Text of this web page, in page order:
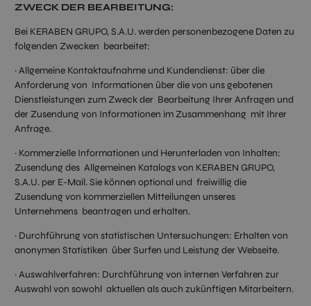
ZWECK DER BEARBEITUNG:
Bei KERABEN GRUPO, S.A.U. werden personenbezogene Daten zu
folgenden Zwecken bearbeitet:
· Allgemeine Kontaktaufnahme und Kundendienst: über die
Anforderung von Informationen über die von uns gebotenen
Dienstleistungen zum Zweck der Bearbeitung Ihrer Anfragen und
der Zusendung von Informationen im Zusammenhang mit Ihrer
Anfrage.
· Kommerzielle Informationen und Herunterladen von Inhalten:
Zusendung des Allgemeinen Katalogs von KERABEN GRUPO,
S.A.U. per E-Mail. Sie können optional und freiwillig die
Zusendung von kommerziellen Mitteilungen unseres
Unternehmens beantragen und erhalten.
· Durchführung von statistischen Untersuchungen: Erhalten von
anonymen Statistiken über Surfen und Leistung der Webseite.
· Auswahlverfahren: Durchführung von internen Verfahren zur
Auswahl von sowohl aktuellen als auch zukünftigen Mitarbeitern.